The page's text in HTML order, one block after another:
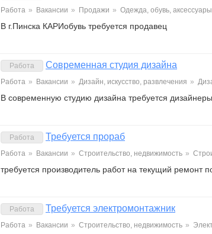
Работа » Вакансии » Продажи » Одежда, обувь, аксессуары
В г.Пинска КАРИобувь требуется продавец
Работа Современная студия дизайна
Работа » Вакансии » Дизайн, искусство, развлечения »
В современную студию дизайна требуется
Работа Требуется прораб
Работа » Вакансии » Строительство, недвижимость »
требуется производитель работ на текущий ремонт
Работа Требуется электромонтажник
Работа » Вакансии » Строительство, недвижимость »